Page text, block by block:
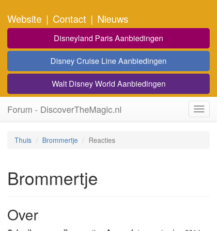
Website | Contact | Nieuws
Disneyland Paris Aanbiedingen
Disney Cruise Line Aanbiedingen
Walt Disney World Aanbiedingen
Forum - DiscoverTheMagic.nl
Thuis Brommertje Reacties
Brommertje
Over